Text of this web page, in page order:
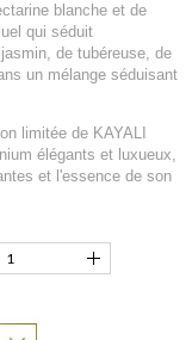
blanche et de
qui séduit
de tubéreuse, de
un mélange séduisant
limitée de KAYALI
élégants et luxueux,
et l'essence de son